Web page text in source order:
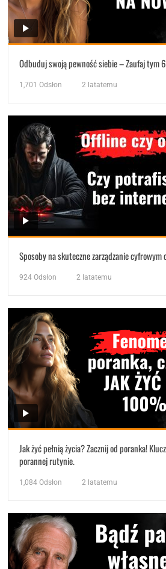
Odbuduj swoją pewność siebie – Zaufaj
1,701 Odsłon 2 latatemu
Sposoby na skuteczne zarządzanie cyfrowym
924 Odsłon 2 latatemu
Jak żyć pełnią życia? Zacznij od poranka!
porannej rutynie.
1,084 Odsłon 2 latatemu